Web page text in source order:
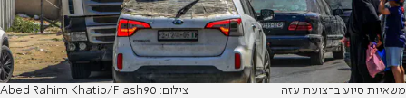
משאיות סיוע ברצועת עזה צילום: Abed Rahim Khatib/Flash90